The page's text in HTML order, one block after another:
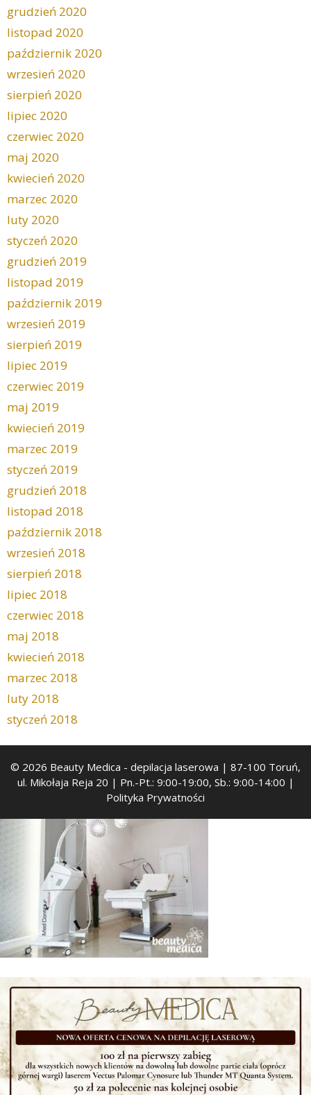
grudzień 2020
listopad 2020
październik 2020
wrzesień 2020
sierpień 2020
lipiec 2020
czerwiec 2020
maj 2020
kwiecień 2020
marzec 2020
luty 2020
styczeń 2020
grudzień 2019
listopad 2019
październik 2019
wrzesień 2019
sierpień 2019
lipiec 2019
czerwiec 2019
maj 2019
kwiecień 2019
marzec 2019
styczeń 2019
grudzień 2018
listopad 2018
październik 2018
wrzesień 2018
sierpień 2018
lipiec 2018
czerwiec 2018
maj 2018
kwiecień 2018
marzec 2018
luty 2018
styczeń 2018
© 2026 Beauty Medica - depilacja laserowa | 87-100 Toruń,
ul. Mikołaja Reja 20 | Pn.-Pt.: 9:00-19:00, Sb.: 9:00-14:00 |
Polityka Prywatności